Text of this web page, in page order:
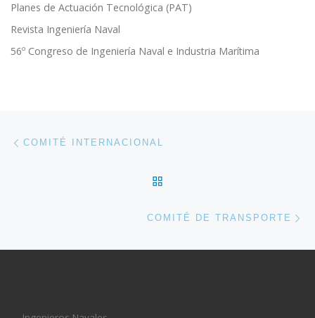
Planes de Actuación Tecnológica (PAT)
Revista Ingeniería Naval
56º Congreso de Ingeniería Naval e Industria Marítima
Navegación de entradas
COMITÉ INTERNACIONAL
COMITÉ DE TRANSPORTE